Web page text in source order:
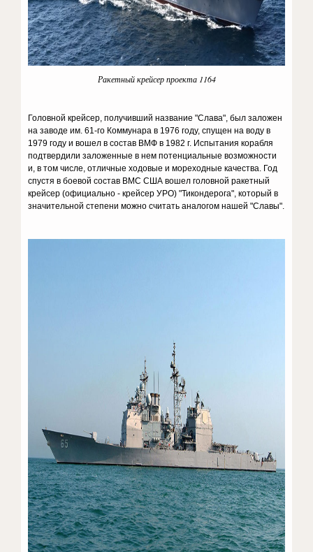
Ракетный крейсер проекта 1164
Головной крейсер, получивший название "Слава", был заложен
на заводе им. 61-го Коммунара в 1976 году, спущен на воду в
1979 году и вошел в состав ВМФ в 1982 г. Испытания корабля
подтвердили заложенные в нем потенциальные возможности
и, в том числе, отличные ходовые и мореходные качества. Год
спустя в боевой состав ВМС США вошел головной ракетный
крейсер (официально - крейсер УРО) "Тикондерога", который в
значительной степени можно считать аналогом нашей "Славы".